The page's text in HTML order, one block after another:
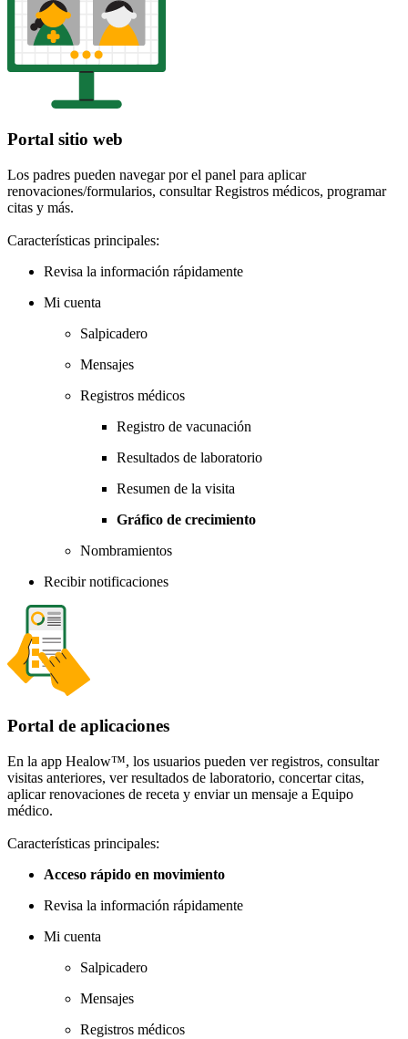
Portal sitio web
Los padres pueden navegar por el panel para aplicar
renovaciones/formularios, consultar Registros médicos, programar
citas y más.
Características principales:
Revisa la información rápidamente
Mi cuenta
Salpicadero
Mensajes
Registros médicos
Registro de vacunación
Resultados de laboratorio
Resumen de la visita
Gráfico de crecimiento
Nombramientos
Recibir notificaciones
Portal de aplicaciones
En la app Healow™, los usuarios pueden ver registros, consultar
visitas anteriores, ver resultados de laboratorio, concertar citas,
aplicar renovaciones de receta y enviar un mensaje a Equipo
médico.
Características principales:
Acceso rápido en movimiento
Revisa la información rápidamente
Mi cuenta
Salpicadero
Mensajes
Registros médicos